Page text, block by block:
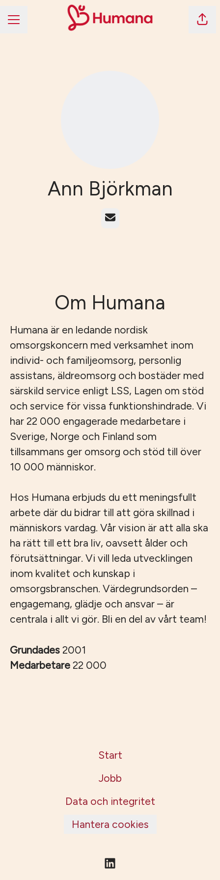
KARRIÄRMENY Dela
Ann Björkman
E-post
Om Humana
Humana är en ledande nordisk
omsorgskoncern med verksamhet inom
individ- och familjeomsorg, personlig
assistans, äldreomsorg och bostäder med
särskild service enligt LSS, Lagen om stöd
och service för vissa funktionshindrade. Vi
har 22 000 engagerade medarbetare i
Sverige, Norge och Finland som
tillsammans ger omsorg och stöd till över
10 000 människor.
Hos Humana erbjuds du ett meningsfullt
arbete där du bidrar till att göra skillnad i
människors vardag. Vår vision är att alla ska
ha rätt till ett bra liv, oavsett ålder och
förutsättningar. Vi vill leda utvecklingen
inom kvalitet och kunskap i
omsorgsbranschen. Värdegrundsorden –
engagemang, glädje och ansvar – är
centrala i allt vi gör. Bli en del av vårt team!
Grundades 2001
Medarbetare 22 000
Start
Jobb
Data och integritet
Hantera cookies